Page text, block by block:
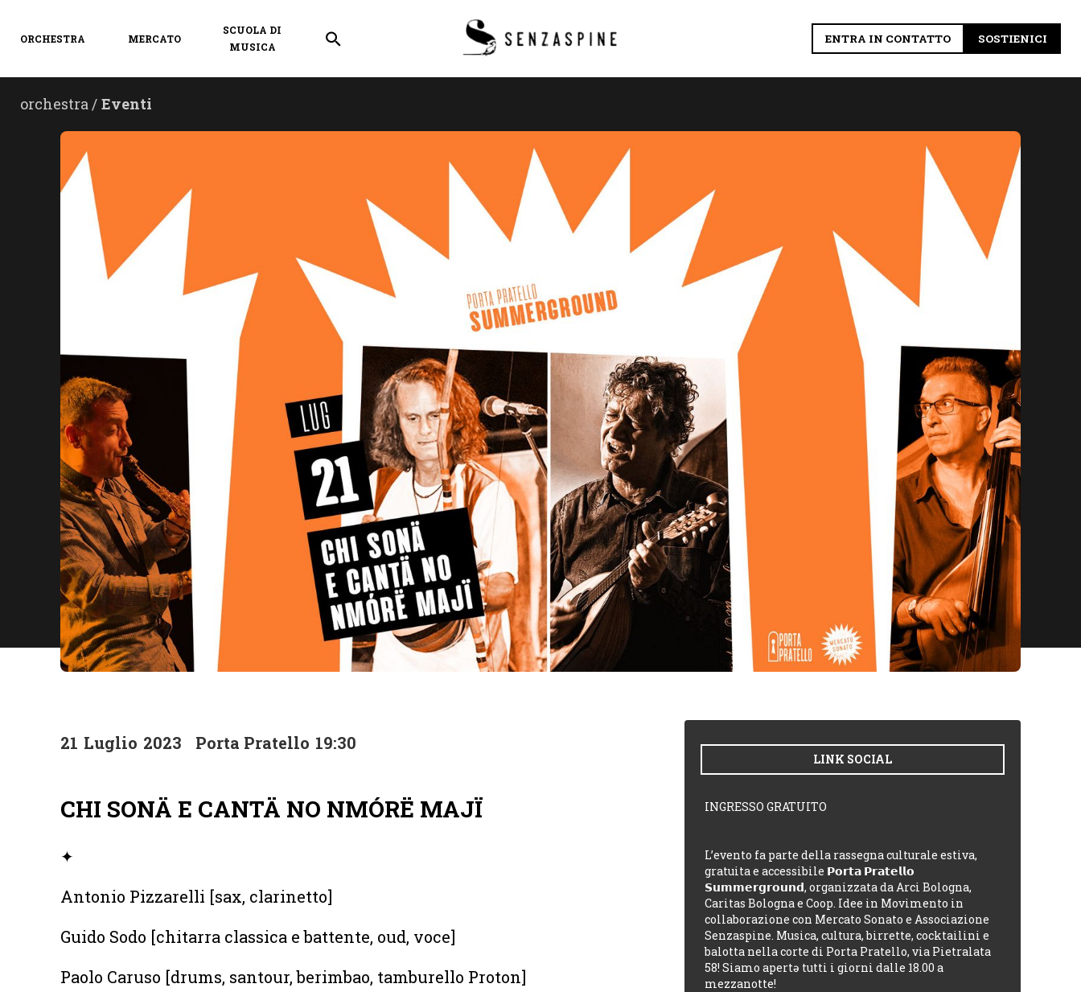
ORCHESTRA MERCATO
SCUOLA DI
MUSICA
ENTRA IN CONTATTO SOSTIENICI
orchestra / Eventi
21 Luglio 2023 Porta Pratello 19:30
CHI SONÄ E CANTÄ NO NMÓRË MAJÏ
✦
Antonio Pizzarelli [sax, clarinetto]
Guido Sodo [chitarra classica e battente, oud, voce]
Paolo Caruso [drums, santour, berimbao, tamburello Proton]
LINK SOCIAL
INGRESSO GRATUITO
L’evento fa parte della rassegna culturale estiva,
gratuita e accessibile 𝗣𝗼𝗿𝘁𝗮 𝗣𝗿𝗮𝘁𝗲𝗹𝗹𝗼
𝗦𝘂𝗺𝗺𝗲𝗿𝗴𝗿𝗼𝘂𝗻𝗱, organizzata da Arci Bologna,
Caritas Bologna e Coop. Idee in Movimento in
collaborazione con Mercato Sonato e Associazione
Senzaspine. Musica, cultura, birrette, cocktailini e
balotta nella corte di Porta Pratello, via Pietralata
58! Siamo apertə tutti i giorni dalle 18.00 a
mezzanotte!